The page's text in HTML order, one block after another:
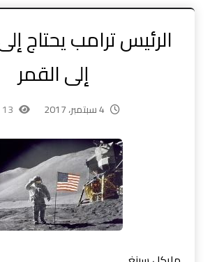
الرئيس ترامب يحتاج
إلى القمر
4 سبتمبر، 2017 13